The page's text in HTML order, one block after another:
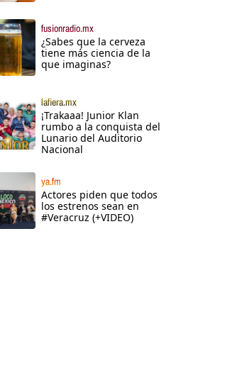
fusionradio.mx
¿Sabes que la cerveza
tiene más ciencia de la
que imaginas?
lafiera.mx
¡Trakaaa! Junior Klan
rumbo a la conquista del
Lunario del Auditorio
Nacional
ya.fm
Actores piden que todos
los estrenos sean en
#Veracruz (+VIDEO)